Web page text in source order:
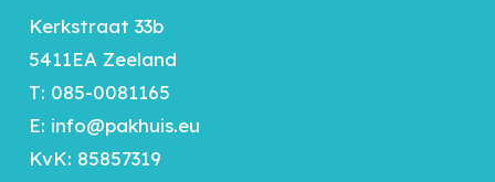
Kerkstraat 33b
5411EA Zeeland
T: 085-0081165
E: info@pakhuis.eu
KvK: 85857319